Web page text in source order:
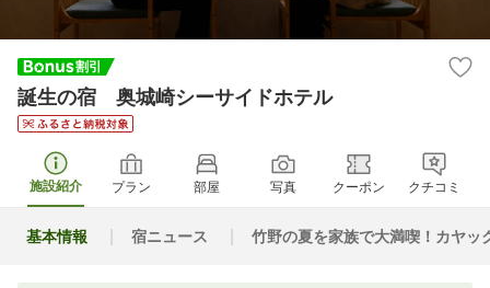
誕生の宿 奥城崎シーサイドホテル
施設紹介 プラン 部屋 写真 クーポン クチコミ
基本情報 宿ニュース 竹野の夏を家族で大満喫！カヤッ